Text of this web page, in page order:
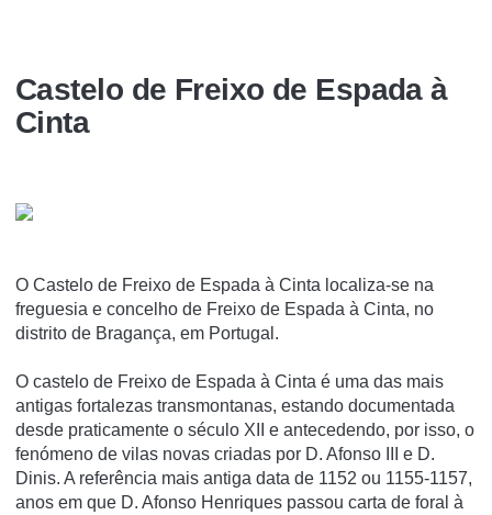
Castelo de Freixo de Espada à
Cinta
O Castelo de Freixo de Espada à Cinta localiza-se na
freguesia e concelho de Freixo de Espada à Cinta, no
distrito de Bragança, em Portugal.
O castelo de Freixo de Espada à Cinta é uma das mais
antigas fortalezas transmontanas, estando documentada
desde praticamente o século XII e antecedendo, por isso, o
fenómeno de vilas novas criadas por D. Afonso III e D.
Dinis. A referência mais antiga data de 1152 ou 1155-1157,
anos em que D. Afonso Henriques passou carta de foral à